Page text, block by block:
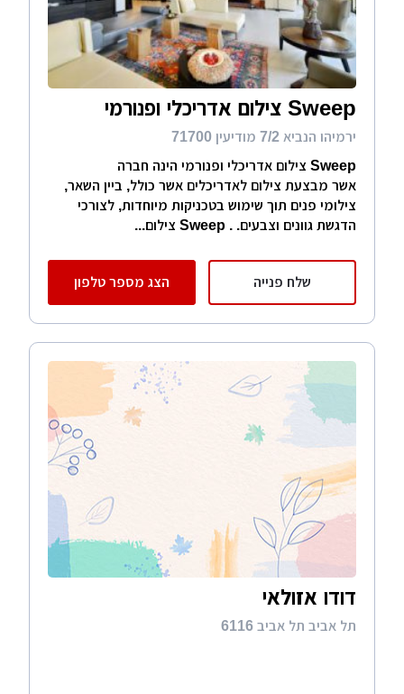
Sweep צילום אדריכלי ופנורמי
ירמיהו הנביא 7/2 מודיעין 71700
Sweep צילום אדריכלי ופנורמי הינה חברה
אשר מבצעת צילום לאדריכלים אשר כולל, ביין השאר,
צילומי פנים תוך שימוש בטכניקות מיוחדות, לצורכי
הדגשת גוונים וצבעים. . Sweep צילום...
שלח פנייה הצג מספר טלפון
דודו אזולאי
תל אביב תל אביב 6116